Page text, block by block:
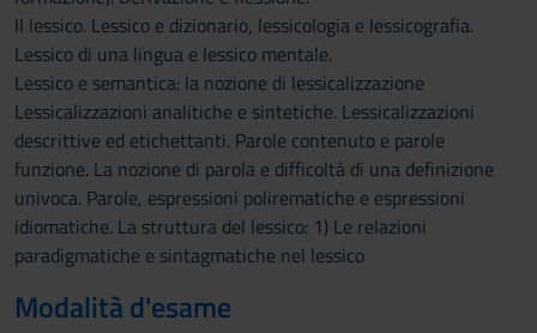
Il lessico. Lessico e dizionario, lessicologia e lessicografia.
Lessico di una lingua e lessico mentale.
Lessico e semantica: la nozione di lessicalizzazione
Lessicalizzazioni analitiche e sintetiche. Lessicalizzazioni
descrittive ed etichettanti. Parole contenuto e parole
funzione. La nozione di parola e difficoltà di una definizione
univoca. Parole, espressioni polirematiche e espressioni
idiomatiche. La struttura del lessico: 1) Le relazioni
paradigmatiche e sintagmatiche nel lessico
Modalità d'esame